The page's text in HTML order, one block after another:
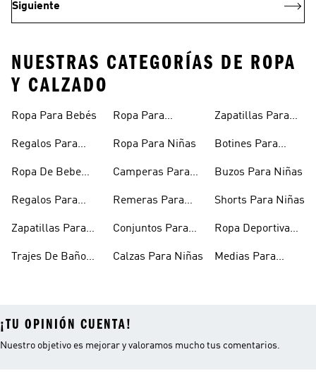
Siguiente
NUESTRAS CATEGORÍAS DE ROPA
Y CALZADO
Ropa Para Bebés
Regalos Para
Ropa De Bebe
Regalos Para
Zapatillas Para
Trajes De Baño
Ropa Para
Ropa Para Niñas
Camperas Para
Remeras Para
Conjuntos Para
Calzas Para Niñas
Zapatillas Para
Botines Para
Buzos Para Niñas
Shorts Para Niñas
Ropa Deportiva
Medias Para
¡TU OPINIÓN CUENTA!
Nuestro objetivo es mejorar y valoramos mucho tus comentarios.